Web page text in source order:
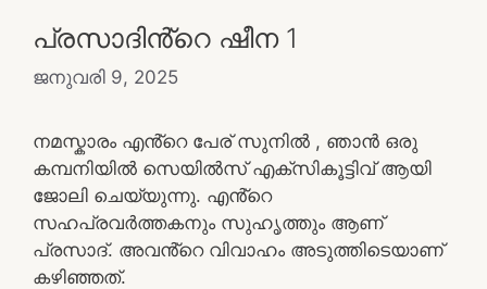
പ്രസാദിൻ്റെ ഷീന 1
ജനുവരി 9, 2025
നമസ്കാരം എൻ്റെ പേര് സുനിൽ , ഞാൻ ഒരു
കമ്പനിയിൽ സെയിൽസ് എക്സികൂട്ടിവ് ആയി
ജോലി ചെയ്യുന്നു. എൻ്റെ
സഹപ്രവർത്തകനും സുഹൃത്തും ആണ്
പ്രസാദ്. അവൻ്റെ വിവാഹം അടുത്തിടെയാണ്
കഴിഞ്ഞത്.